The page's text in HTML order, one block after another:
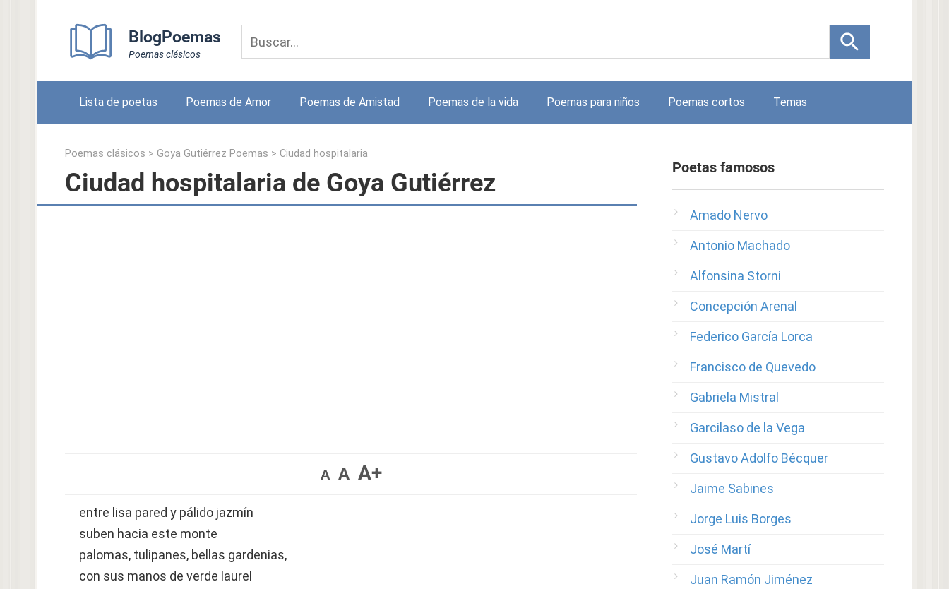
BlogPoemas
Poemas clásicos
Lista de poetas Poemas de Amor Poemas de Amistad Poemas de la vida Poemas para niños Poemas cortos Temas
Poemas clásicos > Goya Gutiérrez Poemas > Ciudad hospitalaria
Ciudad hospitalaria de Goya Gutiérrez
A A A+
entre lisa pared y pálido jazmín
suben hacia este monte
palomas, tulipanes, bellas gardenias,
con sus manos de verde laurel
Poetas famosos
Amado Nervo
Antonio Machado
Alfonsina Storni
Concepción Arenal
Federico García Lorca
Francisco de Quevedo
Gabriela Mistral
Garcilaso de la Vega
Gustavo Adolfo Bécquer
Jaime Sabines
Jorge Luis Borges
José Martí
Juan Ramón Jiménez